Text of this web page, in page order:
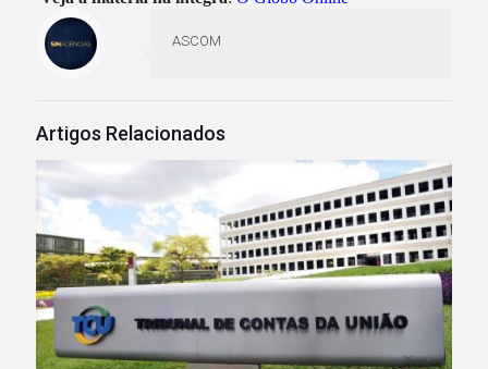
ASCOM
Artigos Relacionados